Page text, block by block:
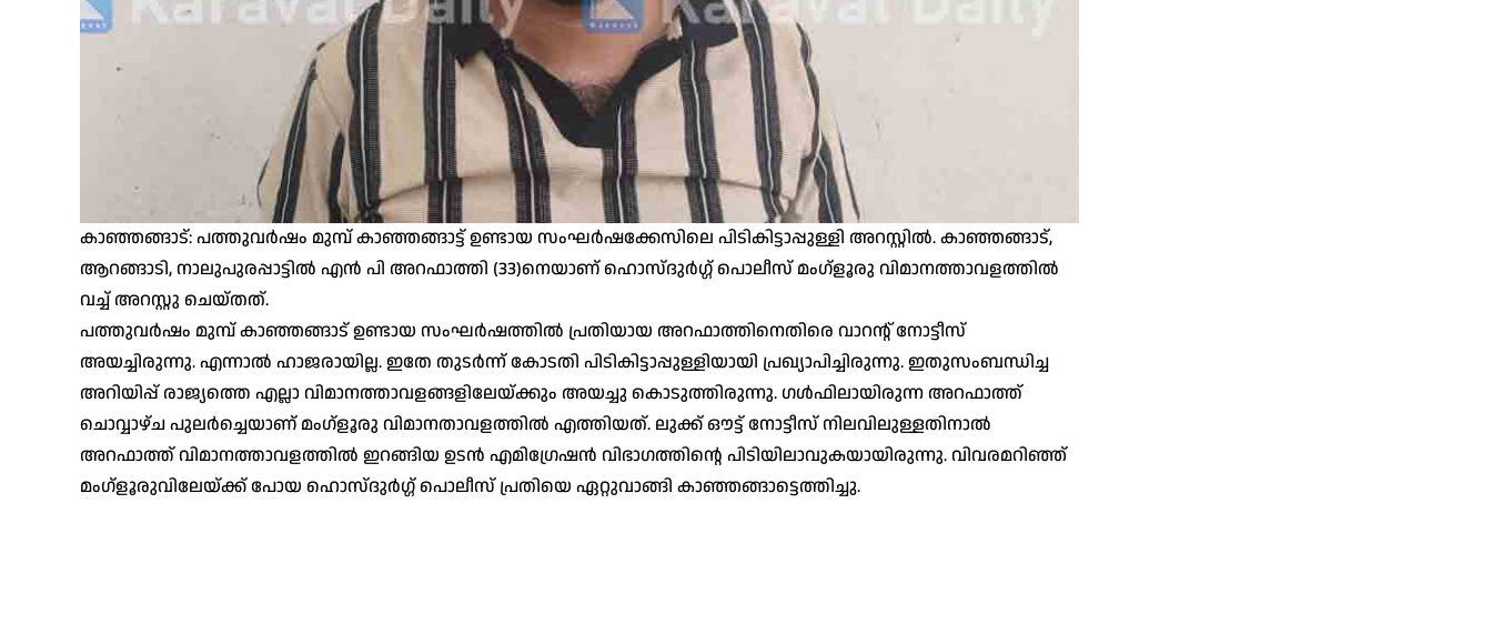
കാഞ്ഞങ്ങാട്: പത്തുവര്‍ഷം മുമ്പ് കാഞ്ഞങ്ങാട്ട് ഉണ്ടായ സംഘര്‍ഷക്കേസിലെ പിടികിട്ടാപ്പുള്ളി അറസ്റ്റില്‍. കാഞ്ഞങ്ങാട്,
ആറങ്ങാടി, നാലുപുരപ്പാട്ടില്‍ എന്‍ പി അറഫാത്തി (33)നെയാണ് ഹൊസ്ദുര്‍ഗ്ഗ് പൊലീസ് മംഗ്‌ളൂരു വിമാനത്താവളത്തില്‍
വച്ച് അറസ്റ്റു ചെയ്തത്.
പത്തുവര്‍ഷം മുമ്പ് കാഞ്ഞങ്ങാട് ഉണ്ടായ സംഘര്‍ഷത്തില്‍ പ്രതിയായ അറഫാത്തിനെതിരെ വാറന്റ് നോട്ടീസ്
അയച്ചിരുന്നു. എന്നാല്‍ ഹാജരായില്ല. ഇതേ തുടര്‍ന്ന് കോടതി പിടികിട്ടാപ്പുള്ളിയായി പ്രഖ്യാപിച്ചിരുന്നു. ഇതുസംബന്ധിച്ച
അറിയിപ്പ് രാജ്യത്തെ എല്ലാ വിമാനത്താവളങ്ങളിലേയ്ക്കും അയച്ചു കൊടുത്തിരുന്നു. ഗള്‍ഫിലായിരുന്ന അറഫാത്ത്
ചൊവ്വാഴ്ച പുലര്‍ച്ചെയാണ് മംഗ്‌ളൂരു വിമാനതാവളത്തില്‍ എത്തിയത്. ലുക്ക് ഔട്ട് നോട്ടീസ് നിലവിലുള്ളതിനാല്‍
അറഫാത്ത് വിമാനത്താവളത്തില്‍ ഇറങ്ങിയ ഉടന്‍ എമിഗ്രേഷന്‍ വിഭാഗത്തിന്റെ പിടിയിലാവുകയായിരുന്നു. വിവരമറിഞ്ഞ്
മംഗ്‌ളൂരുവിലേയ്ക്ക് പോയ ഹൊസ്ദുര്‍ഗ്ഗ് പൊലീസ് പ്രതിയെ ഏറ്റുവാങ്ങി കാഞ്ഞങ്ങാട്ടെത്തിച്ചു.